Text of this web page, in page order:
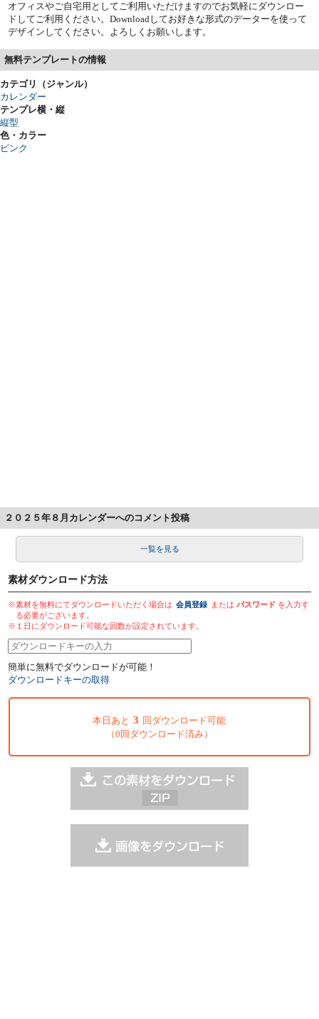
オフィスやご自宅用としてご利用いただけますのでお気軽にダウンロー
ドしてご利用ください。Downloadしてお好きな形式のデーターを使って
デザインしてください。よろしくお願いします。
無料テンプレートの情報
カテゴリ（ジャンル）
カレンダー
テンプレ横・縦
縦型
色・カラー
ピンク
２０２５年８月カレンダーへのコメント投稿
一覧を見る
素材ダウンロード方法
※素材を無料にてダウンロードいただく場合は 会員登録 またはパスワード を入力す
る必要がございます。
※１日にダウンロード可能な回数が設定されています。
簡単に無料でダウンロードが可能！
ダウンロードキーの取得
本日あと 3 回ダウンロード可能
（0回ダウンロード済み）